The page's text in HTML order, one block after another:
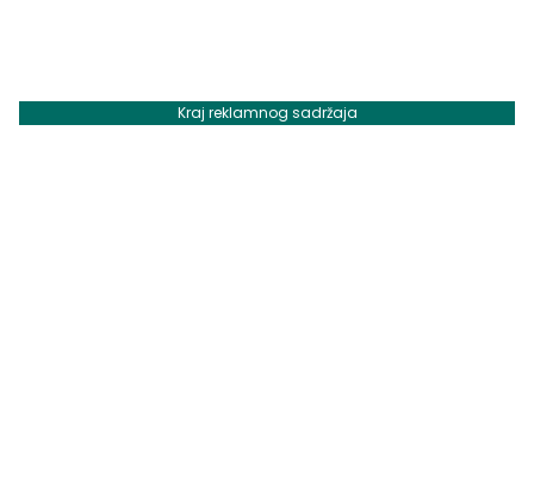
Kraj reklamnog sadržaja